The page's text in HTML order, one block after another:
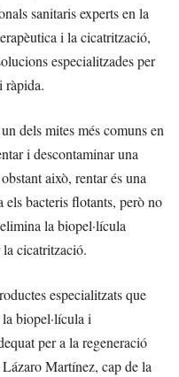
sanitaris experts en la
i la cicatrització,
especialitzades per
ràpida.
dels mites més comuns en
i descontaminar una
això, rentar és una
bacteris flotants, però no
la biopel·lícula
cicatrització.
especialitzats que
biopel·lícula i
per a la regeneració
Martínez, cap de la